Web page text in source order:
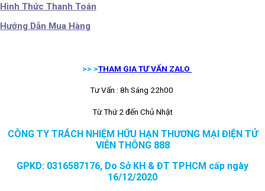
Hình Thức Thanh Toán
Hướng Dẫn Mua Hàng
>> >THAM GIA TƯ VẤN ZALO
Tư Vấn : 8h Sáng 22h00
Từ Thứ 2 đến Chủ Nhật
CÔNG TY TRÁCH NHIỆM HỮU HẠN THƯƠNG MẠI ĐIỆN TỬ
VIỄN THÔNG 888
GPKD: 0316587176, Do Sở KH & ĐT TPHCM cấp ngày
16/12/2020